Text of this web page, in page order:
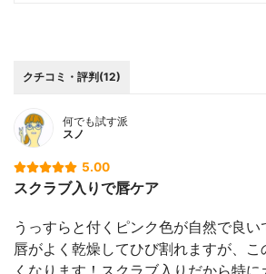
クチコミ・評判(12)
何でも試す派
スノ
5.00
スクラブ入りで唇ケア
うっすらと付くピンク色が自然で良い
唇がよく乾燥してひび割れますが、こ
くなります！スクラブ入りだから特